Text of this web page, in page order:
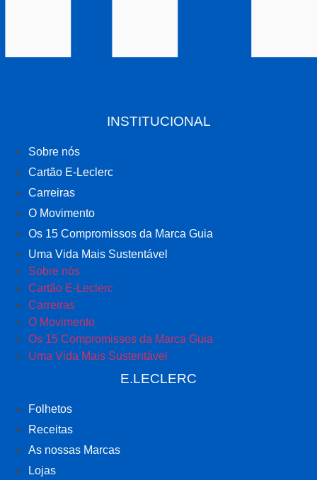
INSTITUCIONAL
Sobre nós
Cartão E-Leclerc
Carreiras
O Movimento
Os 15 Compromissos da Marca Guia
Uma Vida Mais Sustentável
Sobre nós
Cartão E-Leclerc
Carreiras
O Movimento
Os 15 Compromissos da Marca Guia
Uma Vida Mais Sustentável
E.LECLERC
Folhetos
Receitas
As nossas Marcas
Lojas